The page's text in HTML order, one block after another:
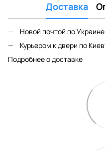
Доставка
Новой почтой по
Курьером к двери по
Подробнее о доставке